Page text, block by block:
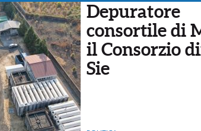
Depuratore
consortile di
il Consorzio
Sie